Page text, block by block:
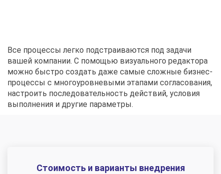
Все процессы легко подстраиваются под задачи
вашей компании. С помощью визуального редактора
можно быстро создать даже самые сложные бизнес-
процессы с многоуровневыми этапами согласования,
настроить последовательность действий, условия
выполнения и другие параметры.
Стоимость и варианты внедрения